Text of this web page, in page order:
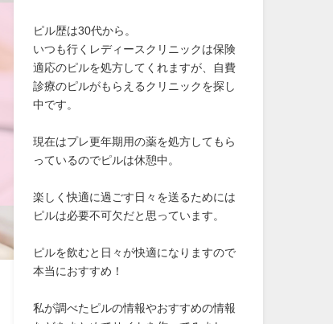
ピル歴は30代から。
いつも行くレディースクリニックは保険
適応のピルを処方してくれますが、自費
診療のピルがもらえるクリニックを探し
中です。
現在はプレ更年期用の薬を処方してもら
っているのでピルは休憩中。
楽しく快適に過ごす日々を送るためには
ピルは必要不可欠だと思っています。
ピルを飲むと日々が快適になりますので
本当におすすめ！
私が調べたピルの情報やおすすめの情報